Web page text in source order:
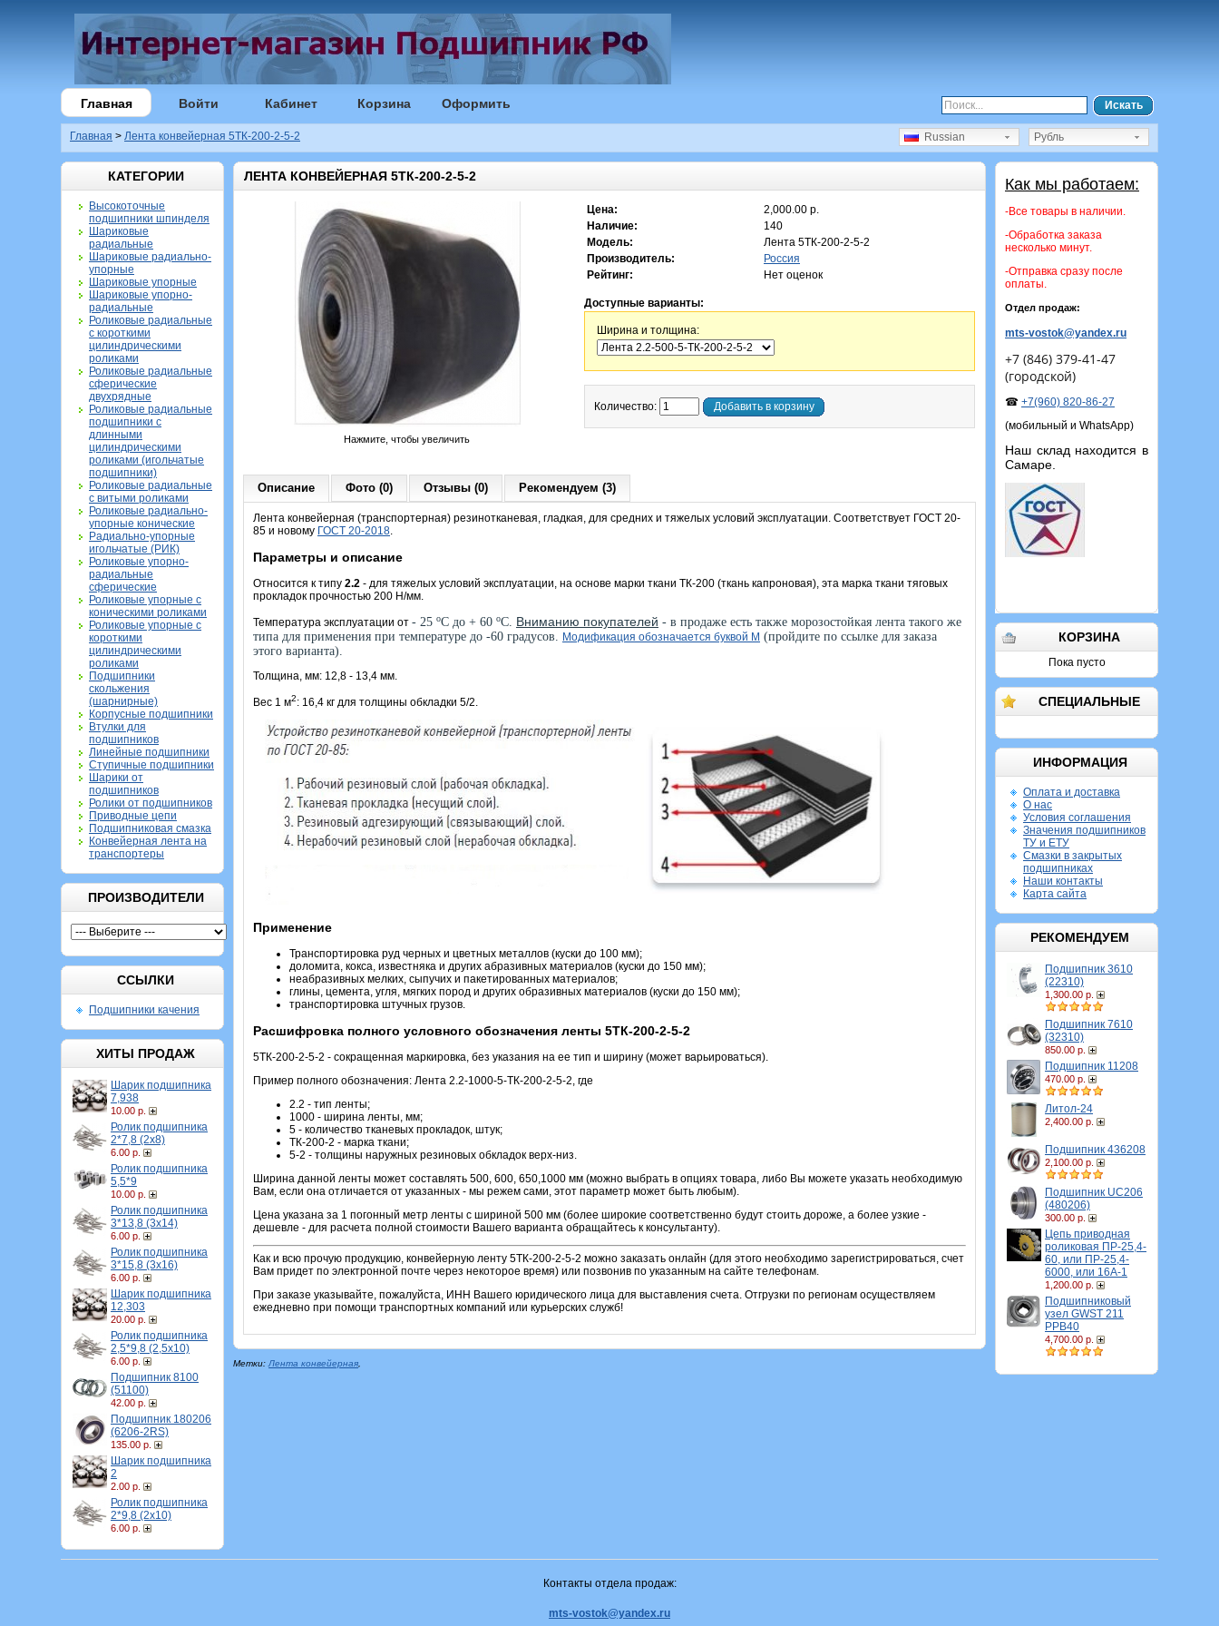
Главная Войти Кабинет Корзина Оформить Искать
Главная > Лента конвейерная 5ТК-200-2-5-2 Рубль
Russian
КАТЕГОРИИ
Высокоточные
подшипники шпинделя
Шариковые
радиальные
Шариковые радиально-
упорные
Шариковые упорные
Шариковые упорно-
радиальные
Роликовые радиальные
с короткими
цилиндрическими
роликами
Роликовые радиальные
сферические
двухрядные
Роликовые радиальные
подшипники с
длинными
цилиндрическими
роликами (игольчатые
подшипники)
Роликовые радиальные
с витыми роликами
Роликовые радиально-
упорные конические
Радиально-упорные
игольчатые (РИК)
Роликовые упорно-
радиальные
сферические
Роликовые упорные с
коническими роликами
Роликовые упорные с
короткими
цилиндрическими
роликами
Подшипники
скольжения
(шарнирные)
Корпусные подшипники
Втулки для
подшипников
Линейные подшипники
Ступичные подшипники
Шарики от
подшипников
Ролики от подшипников
Приводные цепи
Подшипниковая смазка
Конвейерная лента на
транспортеры
ПРОИЗВОДИТЕЛИ
ССЫЛКИ
Подшипники качения
ХИТЫ ПРОДАЖ
Шарик подшипника
7,938
10.00 р.
Ролик подшипника
2*7,8 (2х8)
6.00 р.
Ролик подшипника
5,5*9
10.00 р.
Ролик подшипника
3*13,8 (3х14)
6.00 р.
Ролик подшипника
3*15,8 (3х16)
6.00 р.
Шарик подшипника
12,303
20.00 р.
Ролик подшипника
2,5*9,8 (2,5х10)
6.00 р.
Подшипник 8100
(51100)
42.00 р.
Подшипник 180206
(6206-2RS)
135.00 р.
Шарик подшипника
2
2.00 р.
Ролик подшипника
2*9,8 (2х10)
6.00 р.
Как мы работаем:
-Все товары в наличии.
-Обработка заказа
несколько минут.
-Отправка сразу после
оплаты.
Отдел продаж:
mts-vostok@yandex.ru
+7 (846) 379-41-47
(городской)
☎ +7(960) 820-86-27
(мобильный и WhatsApp)
Наш склад находится в
Самаре.
КОРЗИНА
Пока пусто
СПЕЦИАЛЬНЫЕ
ИНФОРМАЦИЯ
Оплата и доставка
О нас
Условия соглашения
Значения подшипников
ТУ и ЕТУ
Смазки в закрытых
подшипниках
Наши контакты
Карта сайта
РЕКОМЕНДУЕМ
Подшипник 3610
(22310)
1,300.00 р.
Подшипник 7610
(32310)
850.00 р.
Подшипник 11208
470.00 р.
Литол-24
2,400.00 р.
Подшипник 436208
2,100.00 р.
Подшипник UC206
(480206)
300.00 р.
Цепь приводная
роликовая ПР-25,4-
60, или ПР-25,4-
6000, или 16A-1
1,200.00 р.
Подшипниковый
узел GWST 211
PPB40
4,700.00 р.
ЛЕНТА КОНВЕЙЕРНАЯ 5ТК-200-2-5-2
Нажмите, чтобы увеличить
Цена:
2,000.00 р.
Наличие:
140
Модель:
Лента 5ТК-200-2-5-2
Производитель:
Россия
Рейтинг:
Нет оценок
Доступные варианты:
Ширина и толщина:
Количество: Добавить в корзину
Описание Фото (0) Отзывы (0) Рекомендуем (3)
Лента конвейерная (транспортерная) резинотканевая, гладкая, для средних и тяжелых условий эксплуатации. Соответствует ГОСТ 20-
85 и новому ГОСТ 20-2018.
Параметры и описание
Относится к типу 2.2 - для тяжелых условий эксплуатации, на основе марки ткани ТК-200 (ткань капроновая), эта марка ткани тяговых
прокладок прочностью 200 Н/мм.
Температура эксплуатации от - 25 оС до + 60 оС. Вниманию покупателей - в продаже есть также морозостойкая лента такого же
типа для применения при температуре до -60 градусов. Модификация обозначается буквой М (пройдите по ссылке для заказа
этого варианта).
Толщина, мм: 12,8 - 13,4 мм.
Вес 1 м2: 16,4 кг для толщины обкладки 5/2.
Применение
Транспортировка руд черных и цветных металлов (куски до 100 мм);
доломита, кокса, известняка и других абразивных материалов (куски до 150 мм);
неабразивных мелких, сыпучих и пакетированных материалов;
глины, цемента, угля, мягких пород и других образивных материалов (куски до 150 мм);
транспортировка штучных грузов.
Расшифровка полного условного обозначения ленты 5ТК-200-2-5-2
5ТК-200-2-5-2 - сокращенная маркировка, без указания на ее тип и ширину (может варьироваться).
Пример полного обозначения: Лента 2.2-1000-5-ТК-200-2-5-2, где
2.2 - тип ленты;
1000 - ширина ленты, мм;
5 - количество тканевых прокладок, штук;
ТК-200-2 - марка ткани;
5-2 - толщины наружных резиновых обкладок верх-низ.
Ширина данной ленты может составлять 500, 600, 650,1000 мм (можно выбрать в опциях товара, либо Вы можете указать необходимую
Вам, если она отличается от указанных - мы режем сами, этот параметр может быть любым).
Цена указана за 1 погонный метр ленты с шириной 500 мм (более широкие соответственно будут стоить дороже, а более узкие -
дешевле - для расчета полной стоимости Вашего варианта обращайтесь к консультанту).
Как и всю прочую продукцию, конвейерную ленту 5ТК-200-2-5-2 можно заказать онлайн (для этого необходимо зарегистрироваться, счет
Вам придет по электронной почте через некоторое время) или позвонив по указанным на сайте телефонам.
При заказе указывайте, пожалуйста, ИНН Вашего юридического лица для выставления счета. Отгрузки по регионам осуществляем
ежедневно при помощи транспортных компаний или курьерских служб!
Метки: Лента конвейерная
Контакты отдела продаж:
mts-vostok@yandex.ru